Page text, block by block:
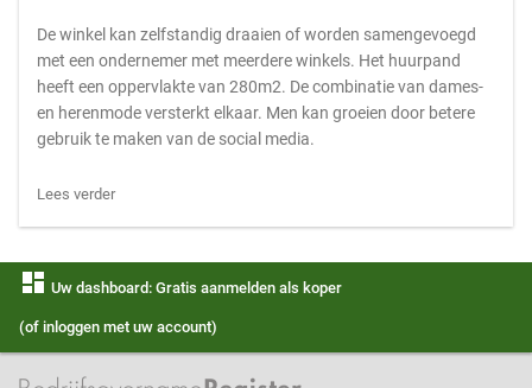
De winkel kan zelfstandig draaien of worden samengevoegd
met een ondernemer met meerdere winkels. Het huurpand
heeft een oppervlakte van 280m2. De combinatie van dames-
en herenmode versterkt elkaar. Men kan groeien door betere
gebruik te maken van de social media.
Lees verder
dashboard Uw dashboard: Gratis aanmelden als koper
(of inloggen met uw account)